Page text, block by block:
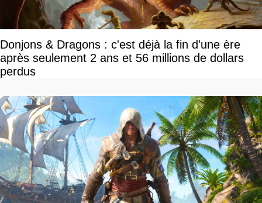
Donjons & Dragons : c'est déjà la fin d'une ère
après seulement 2 ans et 56 millions de dollars
perdus